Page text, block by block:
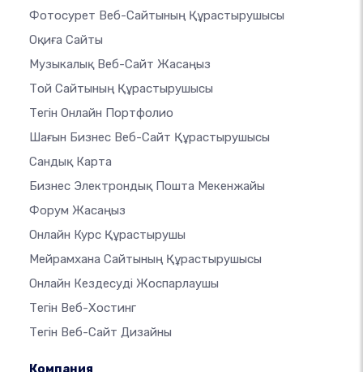
Фотосурет Веб-Сайтының Құрастырушысы
Оқиға Сайты
Музыкалық Веб-Сайт Жасаңыз
Той Сайтының Құрастырушысы
Тегін Онлайн Портфолио
Шағын Бизнес Веб-Сайт Құрастырушысы
Сандық Карта
Бизнес Электрондық Пошта Мекенжайы
Форум Жасаңыз
Онлайн Курс Құрастырушы
Мейрамхана Сайтының Құрастырушысы
Онлайн Кездесуді Жоспарлаушы
Тегін Веб-Хостинг
Тегін Веб-Сайт Дизайны
Компания